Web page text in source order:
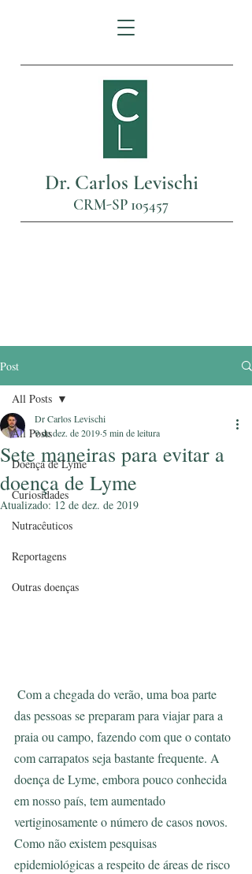
Dr. Carlos Levischi
CRM-SP 105457
Post
All Posts
Doença de Lyme
Curiosidades
Nutracêuticos
Reportagens
Outras doenças
All Posts
Sete maneiras para evitar a
doença de Lyme
Dr Carlos Levischi
9 de dez. de 2019 5 min de leitura
Atualizado: 12 de dez. de 2019
das pessoas se preparam para viajar para a
praia ou campo, fazendo com que o contato
com carrapatos seja bastante frequente. A
doença de Lyme, embora pouco conhecida
em nosso país, tem aumentado
vertiginosamente o número de casos novos.
Como não existem pesquisas
epidemiológicas a respeito de áreas de risco